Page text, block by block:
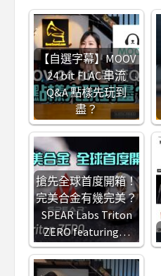
【自選字幕】MOOV
24 bit FLAC 串流
Q&A 點樣先玩到
盡？
搶先全球首度開箱！
完美合金有幾完美？
SPEAR Labs Triton
ZERO featuring…